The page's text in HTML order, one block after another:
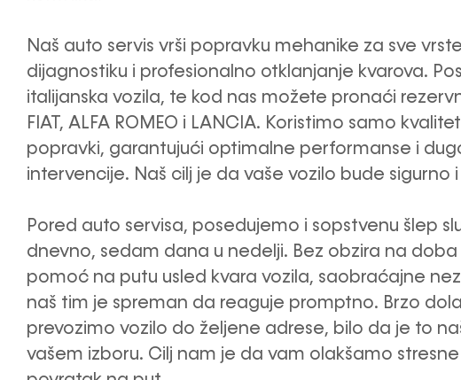
Naš auto servis vrši popravku mehanike za sve
dijagnostiku i profesionalno otklanjanje kvarova.
italijanska vozila, te kod nas možete pronaći
FIAT, ALFA ROMEO i LANCIA. Koristimo samo
popravki, garantujući optimalne performanse i
intervencije. Naš cilj je da vaše vozilo bude sigurno
Pored auto servisa, posedujemo i sopstvenu šlep
dnevno, sedam dana u nedelji. Bez obzira na
pomoć na putu usled kvara vozila, saobraćajne
naš tim je spreman da reaguje promptno. Brzo
prevozimo vozilo do željene adrese, bilo da je to
vašem izboru. Cilj nam je da vam olakšamo